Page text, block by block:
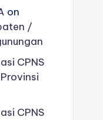
on
/
CPNS
CPNS